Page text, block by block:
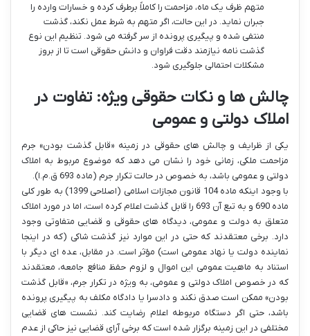
متهم ظرف یک ماه، مزاحمت را کاملاً برطرف کرده و خسارات وارده را
جبران نماید. در این حالت، اگر متهم به شرط عمل نکند، گذشت
منتفی شده و پیگیری پرونده از سر گرفته می شود. تنظیم این نوع
گذشت نامه نیازمند دقت فراوان و دانش حقوقی است تا از بروز
مشکلات احتمالی جلوگیری شود.
چالش ها و نکات حقوقی ویژه: تفاوت در
املاک دولتی و عمومی
یکی از ظرایف و چالش های حقوقی در زمینه «قابل گذشت بودن» جرم
مزاحمت ملکی، زمانی خود را نشان می دهد که موضوع مربوط به املاک
دولتی و عمومی باشد، به خصوص در حالت تکرار جرم (ماده 693 ق.م.ا).
با وجود اینکه ماده 104 قانون مجازات اسلامی (اصلاحی 1399) به طور کلی
ماده 690 و به تبع آن 693 را قابل گذشت اعلام کرده است، اما در مورد املاک
متعلق به دولت و عمومی، دیدگاه های حقوقی و قضایی متفاوتی وجود
دارد. برخی معتقدند که حتی در این موارد نیز گذشت شاکی (که در اینجا
نماینده دولت یا نهاد عمومی است) مؤثر است. در مقابل، عده ای دیگر با
استناد به ماهیت عمومی این اموال و لزوم حفظ منافع جامعه، معتقدند
که در خصوص املاک دولتی و عمومی، به ویژه در تکرار جرم، «قابل گذشت
بودن» ممکن است صدق نکند و دادسرا یا دادگاه مکلف به پیگیری پرونده
باشد، حتی اگر دستگاه مربوطه اعلام رضایت کند. نشست های قضایی
مختلفی در این زمینه برگزار شده است که برخی آرای قضایی نیز حاکی از عدم